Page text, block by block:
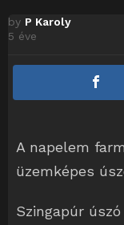
by P Karoly
5 éve
A napelem
üzemképes
Szingapúr